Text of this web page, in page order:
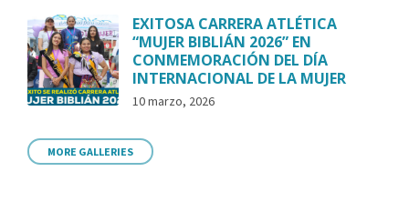
EXITOSA CARRERA ATLÉTICA
“MUJER BIBLIÁN 2026” EN
CONMEMORACIÓN DEL DÍA
INTERNACIONAL DE LA MUJER
10 marzo, 2026
MORE GALLERIES